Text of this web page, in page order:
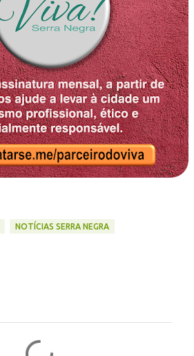
NOTÍCIAS SERRA NEGRA